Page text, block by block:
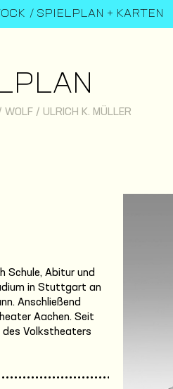
SPIELPLAN + KARTEN
WOLF / ULRICH K. MÜLLER
Schule, Abitur und
in Stuttgart an
Anschließend
Aachen. Seit
des Volkstheaters